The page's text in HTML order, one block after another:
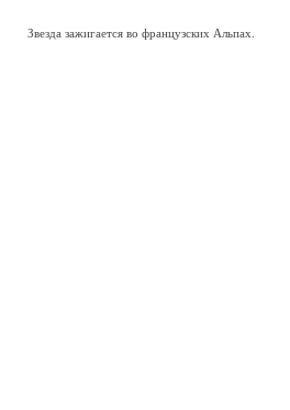
Звезда зажигается во французских Альпах.